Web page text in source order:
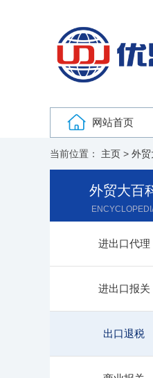
网站首页
当前位置： 主页 > 外贸
外贸大百
进出口代理
进出口报关
出口退税